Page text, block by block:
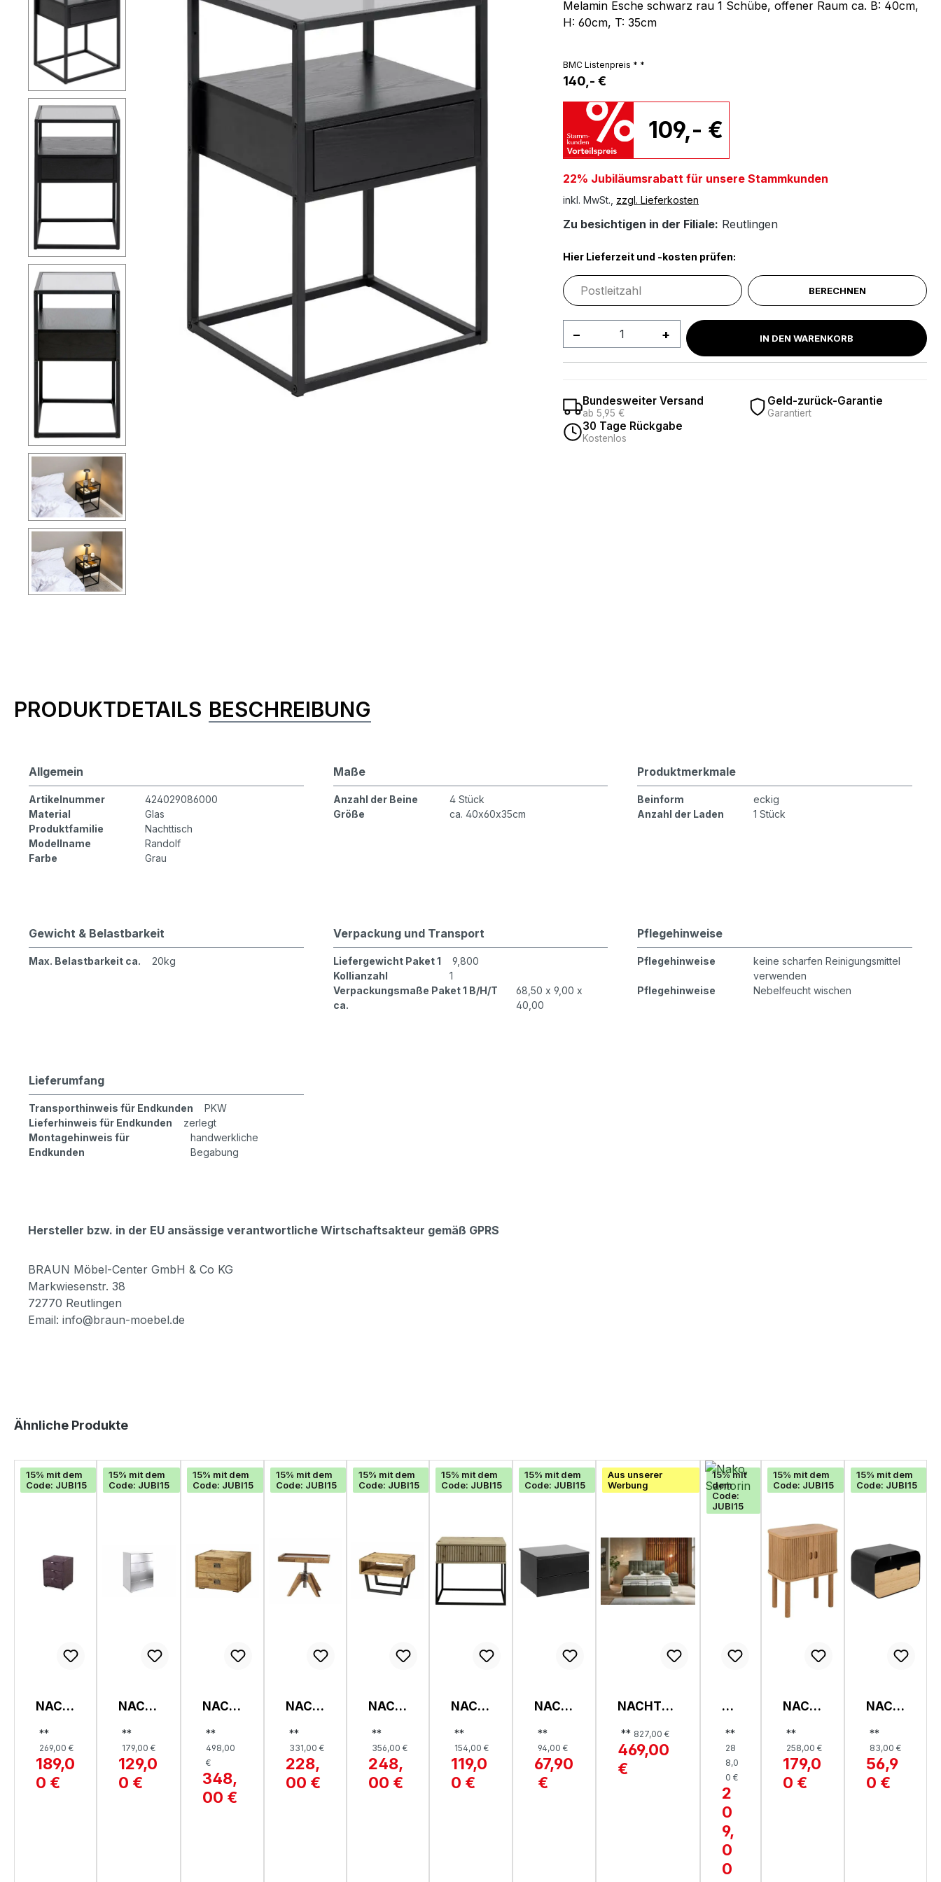
Melamin Esche schwarz rau 1 Schübe, offener Raum ca. B: 40cm,
H: 60cm, T: 35cm
BMC Listenpreis * *
140,- €
109,- €
22% Jubiläumsrabatt für unsere Stammkunden
inkl. MwSt., zzgl. Lieferkosten
Zu besichtigen in der Filiale: Reutlingen
Hier Lieferzeit und -kosten prüfen:
BERECHNEN
Produkt Anzahl: Gib den gewünschten Wert
IN DEN WARENKORB
Bundesweiter Versand
ab 5,95 €
Geld-zurück-Garantie
Garantiert
30 Tage Rückgabe
Kostenlos
Produktinformationen
PRODUKTDETAILS BESCHREIBUNG
Allgemein
Artikelnummer
424029086000
Material
Glas
Produktfamilie
Nachttisch
Modellname
Randolf
Farbe
Grau
Maße
Anzahl der Beine
4 Stück
Größe
ca. 40x60x35cm
Produktmerkmale
Beinform
eckig
Anzahl der Laden
1 Stück
Gewicht & Belastbarkeit
Max. Belastbarkeit ca. 20kg
Verpackung und Transport
Liefergewicht Paket 1
9,800
Kollianzahl
1
Verpackungsmaße Paket 1 B/H/T
ca.
68,50 x 9,00 x
40,00
Pflegehinweise
Pflegehinweise
keine scharfen Reinigungsmittel
verwenden
Pflegehinweise
Nebelfeucht wischen
Lieferumfang
Transporthinweis für Endkunden
PKW
Lieferhinweis für Endkunden
zerlegt
Montagehinweis für
Endkunden
handwerkliche
Begabung
Hersteller bzw. in der EU ansässige verantwortliche Wirtschaftsakteur gemäß GPRS
BRAUN Möbel-Center GmbH & Co KG
Markwiesenstr. 38
72770 Reutlingen
Email: info@braun-moebel.de
Produktgalerie überspringen
Ähnliche Produkte
15% mit dem
Code: JUBI15
NACH
MODE,
LORE
**
269,00 €
189,0
0 €
15% mit dem
Code: JUBI15
NACH
RANK,
SAIGO
N
**
179,00 €
129,0
0 €
15% mit dem
Code: JUBI15
NACH
H,
LICA
**
498,00
€
348,
00 €
15% mit dem
Code: JUBI15
NACH
H,
CARPI
**
331,00 €
228,
00 €
15% mit dem
Code: JUBI15
NACH
H,
JESA
**
356,00 €
248,
00 €
15% mit dem
Code: JUBI15
NACH
MODE,
MARL
E
**
154,00 €
119,0
0 €
15% mit dem
Code: JUBI15
NACH
H,
AVIGN
ON
**
94,00 €
67,90
€
Aus unserer
Werbung
NACHTKO
OHIO
MOTOR
2.0
** 827,00 €
469,00
€
15% mit
dem
Code:
JUBI15
N
O,
SA
NT
OR
IN
**
28
8,0
0 €
2
0
9,
0
0
15% mit dem
Code: JUBI15
NACH
H,
LANG
LEY
**
258,00 €
179,0
0 €
15% mit dem
Code: JUBI15
NACH
H,
JOLIE
T
**
83,00 €
56,9
0 €